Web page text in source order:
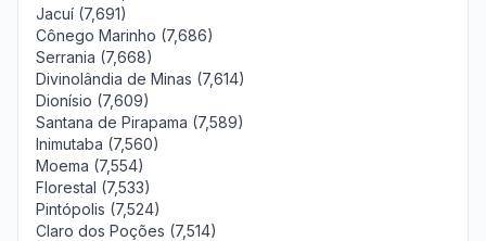
Jacuí (7,691)
Cônego Marinho (7,686)
Serrania (7,668)
Divinolândia de Minas (7,614)
Dionísio (7,609)
Santana de Pirapama (7,589)
Inimutaba (7,560)
Moema (7,554)
Florestal (7,533)
Pintópolis (7,524)
Claro dos Poções (7,514)